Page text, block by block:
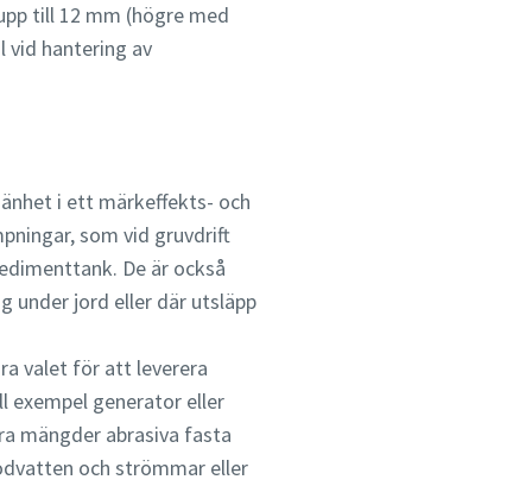
till 12 mm (högre med
vid hantering av
i ett märkeffekts- och
som vid gruvdrift
De är också
under jord eller där utsläpp
valet för att leverera
exempel generator eller
mängder abrasiva fasta
och strömmar eller